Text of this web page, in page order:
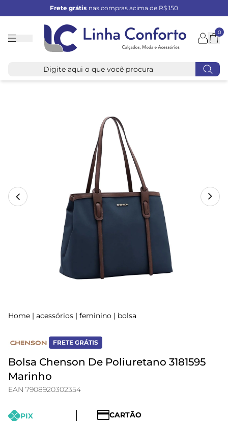
Frete grátis nas compras acima de R$ 150
Linha
0
Home | acessórios | feminino | bolsa
FRETE GRÁTIS
Bolsa Chenson De Poliuretano 3181595
Marinho
EAN 7908920302354
PIX CARTÃO